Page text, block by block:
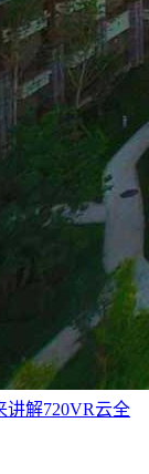
讲解720VR云全